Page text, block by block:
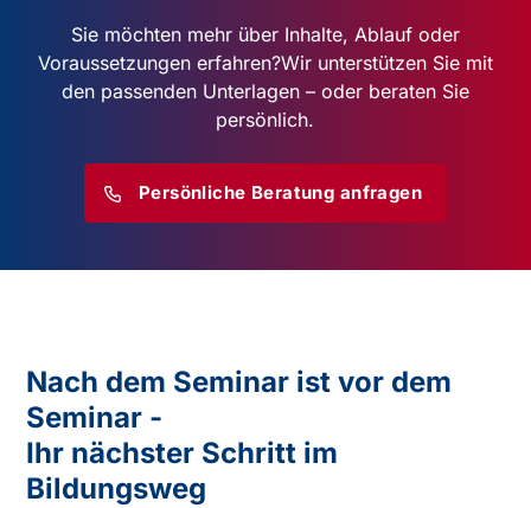
Sie möchten mehr über Inhalte, Ablauf oder
Voraussetzungen erfahren?Wir unterstützen Sie mit
den passenden Unterlagen – oder beraten Sie
persönlich.
Persönliche Beratung anfragen
Nach dem Seminar ist vor dem
Seminar -
Ihr nächster Schritt im
Bildungsweg